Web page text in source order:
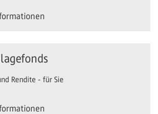
Rendite - für Sie